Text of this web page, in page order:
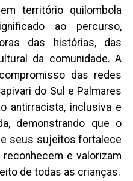
território quilombola
ao percurso,
das histórias, das
da comunidade. A
das redes
do Sul e Palmares
antirracista, inclusiva e
demonstrando que o
seus sujeitos fortalece
e valorizam
de todas as crianças.